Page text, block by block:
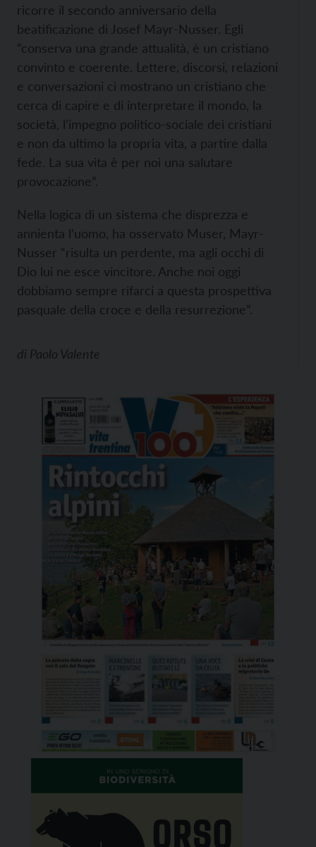
ricorre il secondo anniversario della
beatificazione di Josef Mayr-Nusser. Egli
“conserva una grande attualità, è un cristiano
convinto e coerente. Lettere, discorsi, relazioni
e conversazioni ci mostrano un cristiano che
cerca di capire e di interpretare il mondo, la
società, l’impegno politico-sociale dei cristiani
e non da ultimo la propria vita, a partire dalla
fede. La sua vita è per noi una salutare
provocazione”.
Nella logica di un sistema che disprezza e
annienta l’uomo, ha osservato Muser, Mayr-
Nusser “risulta un perdente, ma agli occhi di
Dio lui ne esce vincitore. Anche noi oggi
dobbiamo sempre rifarci a questa prospettiva
pasquale della croce e della resurrezione”.
di Paolo Valente